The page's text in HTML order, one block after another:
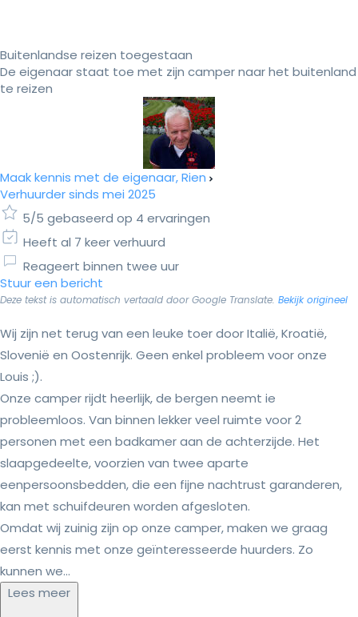
Buitenlandse reizen toegestaan
De eigenaar staat toe met zijn camper naar het buitenland
te reizen
Maak kennis met de eigenaar, Rien
Verhuurder sinds mei 2025
5/5 gebaseerd op 4 ervaringen
Heeft al 7 keer verhuurd
Reageert binnen twee uur
Stuur een bericht
Deze tekst is automatisch vertaald door Google Translate. Bekijk origineel
Wij zijn net terug van een leuke toer door Italië, Kroatië,
Slovenië en Oostenrijk. Geen enkel probleem voor onze
Louis ;).
Onze camper rijdt heerlijk, de bergen neemt ie
probleemloos. Van binnen lekker veel ruimte voor 2
personen met een badkamer aan de achterzijde. Het
slaapgedeelte, voorzien van twee aparte
eenpersoonsbedden, die een fijne nachtrust garanderen,
kan met schuifdeuren worden afgesloten.
Omdat wij zuinig zijn op onze camper, maken we graag
eerst kennis met onze geïnteresseerde huurders. Zo
kunnen we...
Lees meer